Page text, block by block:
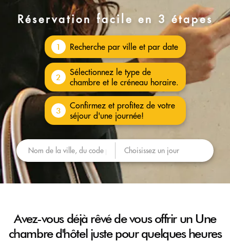
Réservation facile en 3 étapes
1 Recherche par ville et par date
2
Sélectionnez le type de
chambre et le créneau horaire.
3
Confirmez et profitez de votre
séjour d'une journée!
Avez-vous déjà rêvé de vous offrir unUne
chambre d'hôtel juste pour quelques heures